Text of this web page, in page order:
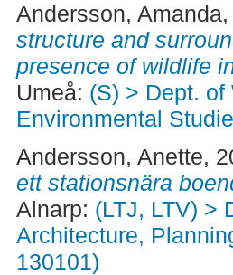
Andersson, Amanda
structure and
presence of wildlife
Umeå: (S) > Dept.
Environmental
Andersson, Anette,
ett stationsnära
Alnarp: (LTJ, LTV) >
Architecture,
130101)